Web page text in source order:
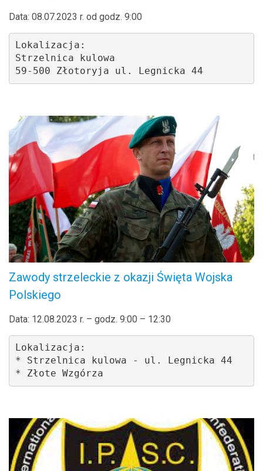
Data: 08.07.2023 r. od godz. 9:00
Lokalizacja:
Strzelnica kulowa
59-500 Złotoryja ul. Legnicka 44
Zawody strzeleckie z okazji Święta Wojska
Polskiego
Data: 12.08.2023 r. – godz. 9:00 – 12:30
Lokalizacja:
* Strzelnica kulowa - ul. Legnicka 44
* Złote Wzgórza